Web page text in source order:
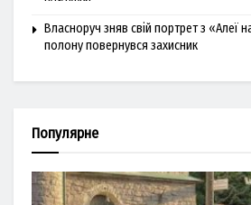
Власноруч зняв свій портрет з «Алеї
полону повернувся захисник
Популярне